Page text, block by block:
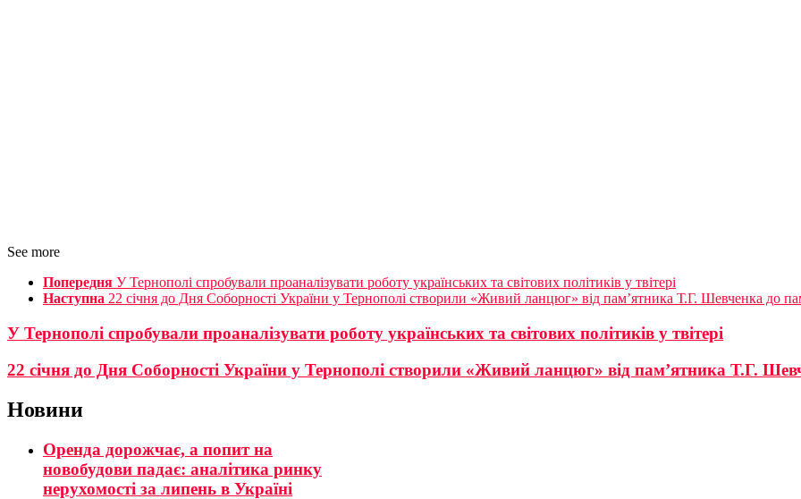
See more
Попередня У Тернополі спробували проаналізувати роботу українських та світових політиків у твітері
Наступна 22 січня до Дня Соборності України у Тернополі створили «Живий ланцюг» від пам’ятника Т.Г. Шевченка до
У Тернополі спробували проаналізувати роботу українських та світових політиків у твітері
22 січня до Дня Соборності України у Тернополі створили «Живий ланцюг» від пам’ятника Т.Г.
Новини
Оренда дорожчає, а попит на
новобудови падає: аналітика ринку
нерухомості за липень в Україні